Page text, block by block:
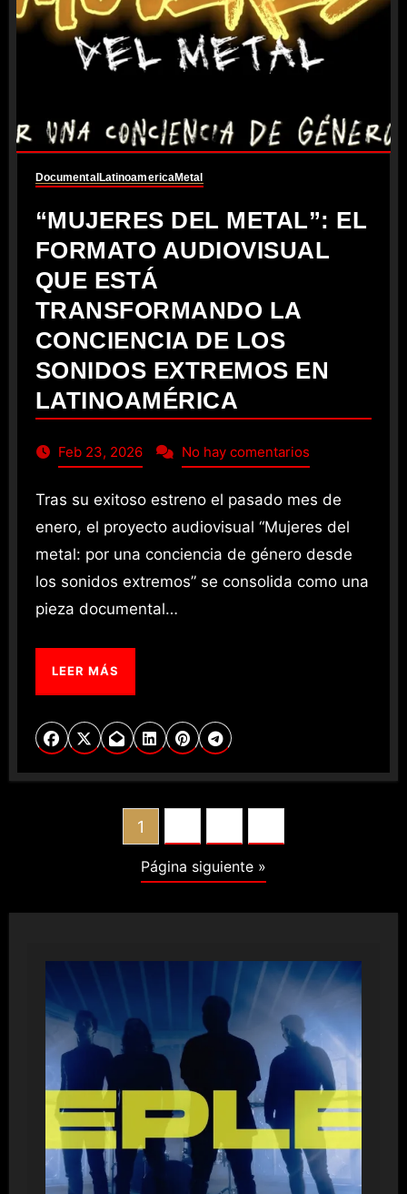
Documental LatinoamericaMetal
“MUJERES DEL METAL”: EL
FORMATO AUDIOVISUAL
QUE ESTÁ
TRANSFORMANDO LA
CONCIENCIA DE LOS
SONIDOS EXTREMOS EN
LATINOAMÉRICA
Feb 23, 2026 No hay comentarios
Tras su exitoso estreno el pasado mes de
enero, el proyecto audiovisual “Mujeres del
metal: por una conciencia de género desde
los sonidos extremos” se consolida como una
pieza documental…
LEER MÁS
PAGINATION
1
Página siguiente »